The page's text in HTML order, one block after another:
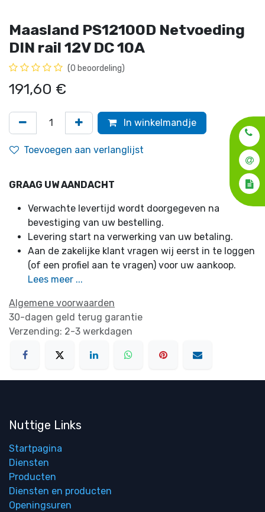
Maasland PS12100D Netvoeding
DIN rail 12V DC 10A
(0 beoordeling)
191,60 €
In winkelmandje
Toevoegen aan verlanglijst
GRAAG UW AANDACHT
Verwachte levertijd wordt doorgegeven na
bevestiging van uw bestelling.
Levering start na verwerking van uw betaling.
Aan de zakelijke klant vragen wij eerst in te loggen
(of een profiel aan te vragen) voor uw aankoop.
Lees meer ...
Algemene voorwaarden
30-dagen geld terug garantie
Verzending: 2-3 werkdagen
Nuttige Links
Startpagina
Diensten
Producten
Diensten en producten
Openingsuren